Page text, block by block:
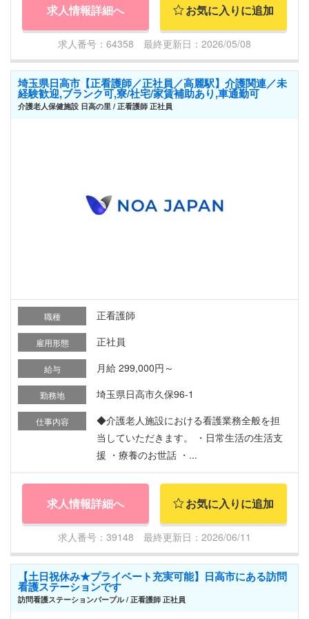
求人情報詳細へ お気に入りに追加
求人番号：64358 最終更新日：2026/05/08
埼玉県日高市【正看護師／正社員／高麗駅】介護関連／未
経験歓迎,ブランク可,寮/社宅/家賃補助あり,車通勤可
介護老人保健施設 日高の里 / 正看護師 正社員
職種 正看護師
雇用形態 正社員
給与 月給 299,000円～
勤務地 埼玉県日高市久保96-1
仕事内容
◆介護老人施設における看護業務全般を担
当していただきます。 ・日常生活の生活支
援 ・療養のお世話 ・...
求人情報詳細へ お気に入りに追加
求人番号：39148 最終更新日：2026/06/11
【土日祝休み★プライベート充実可能】日高市にある訪問
看護ステーションです
訪問看護ステーションパープル / 正看護師 正社員